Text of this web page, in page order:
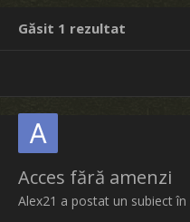
Găsit 1 rezultat
Acces fără amenzi
Alex21 a postat un subiect în